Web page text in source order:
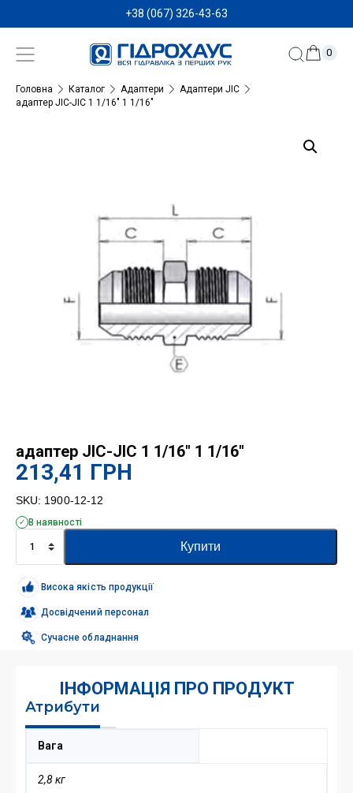
+38 (067) 326-43-63
0
Головна Каталог Адаптери
Адаптери JIC
адаптер JIC-JIC 1 1/16″ 1 1/16″
адаптер JIC-JIC 1 1/16″ 1 1/16″
213,41 ГРН
SKU: 1900-12-12
В наявності
JIC-
JIC
1
1/16"
1
1/16"
кількість
Купити
Висока якість продукції
Досвідчений персонал
Сучасне обладнання
ІНФОРМАЦІЯ ПРО ПРОДУКТ
Атрибути
Вага
2,8 кг